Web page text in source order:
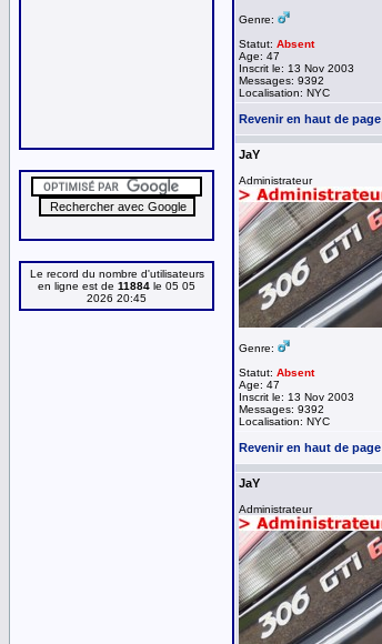
Le record du nombre d'utilisateurs
en ligne est de 11884 le 05 05
2026 20:45
Genre:
Statut: Absent
Age: 47
Inscrit le: 13 Nov 2003
Messages: 9392
Localisation: NYC
Revenir en haut de page
JaY
Administrateur
Genre:
Statut: Absent
Age: 47
Inscrit le: 13 Nov 2003
Messages: 9392
Localisation: NYC
Revenir en haut de page
JaY
Administrateur